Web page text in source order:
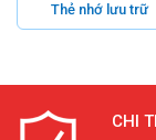
Thẻ nhớ lưu trữ
CHI